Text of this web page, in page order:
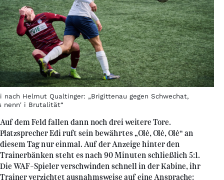
nach Helmut Qualtinger: „Brigittenau gegen Schwechat,
nenn' i Brutalität“
Auf dem Feld fallen dann noch drei weitere Tore.
Platzsprecher Edi ruft sein bewährtes „Olé, Olé, Olé“ an
diesem Tag nur einmal. Auf der Anzeige hinter den
Trainerbänken steht es nach 90 Minuten schließlich 5:1.
Die WAF-Spieler verschwinden schnell in der Kabine, ihr
Trainer verzichtet ausnahmsweise auf eine Ansprache: